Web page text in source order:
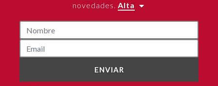
novedades. Alta
ENVIAR